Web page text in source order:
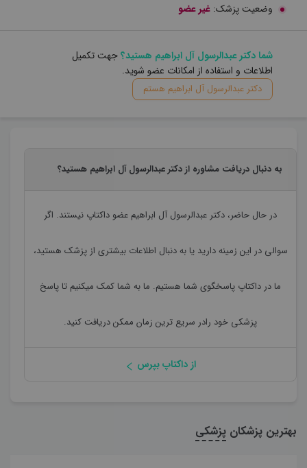
وضعیت پزشک: غیر عضو
شما دکتر عبدالرسول آل ابراهیم هستید؟جهت تکمیل
اطلاعات و استفاده از امکانات عضو شوید.
دکتر عبدالرسول آل ابراهیم هستم
به دنبال دریافت مشاوره از دکتر عبدالرسول آل ابراهیم هستید؟
در حال حاضر، دکتر عبدالرسول آل ابراهیم عضو داکتاپ نیستند. اگر
سوالی در این زمینه دارید یا به دنبال اطلاعات بیشتری از پزشک هستید،
ما در داکتاپ پاسخگوی شما هستیم. ما به شما کمک میکنیم تا پاسخ
پزشکی خود رادر سریع ترین زمان ممکن دریافت کنید.
از داکتاپ بپرس
بهترین پزشکان پزشکی